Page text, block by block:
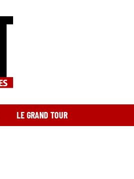
LE GRAND TOUR